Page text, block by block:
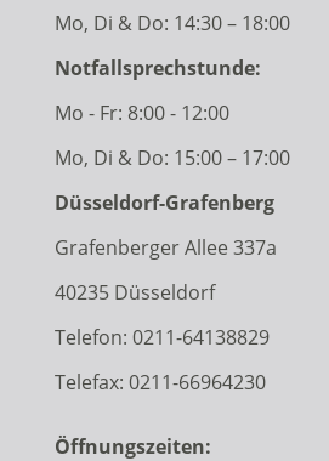
Mo, Di & Do: 14:30 – 18:00
Notfallsprechstunde:
Mo - Fr: 8:00 - 12:00
Mo, Di & Do: 15:00 – 17:00
Düsseldorf-Grafenberg
Grafenberger Allee 337a
40235 Düsseldorf
Telefon: 0211-64138829
Telefax: 0211-66964230
Öffnungszeiten: